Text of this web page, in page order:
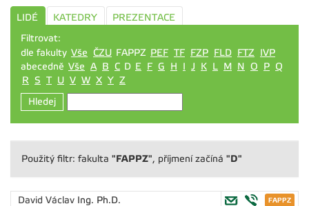
LIDÉ KATEDRY
PREZENTACE
Filtrovat:
dle fakulty Vše ČZU FAPPZ PEF TF FZP FLD FTZ IVP
abecedně Vše A B C D E F G H I J K L M N O P Q
R S T U V W X Y Z
Hledej
Použitý filtr: fakulta "FAPPZ", příjmení začíná "D"
David Václav Ing. Ph.D.